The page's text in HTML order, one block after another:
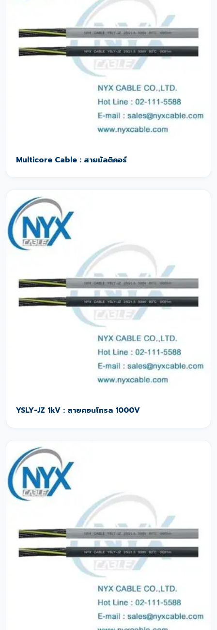
Multicore Cable : สายมัลติคอร์
YSLY-JZ 1kV : สายคอนโทรล 1000V